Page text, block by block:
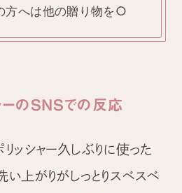
方へは他の贈り物を○
ーのSNSでの反応
ッシャー久しぶりに使った
い上がりがしっとりスベスベ